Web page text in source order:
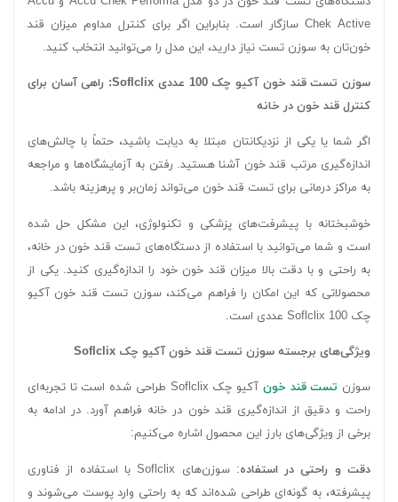
Chek Active سازگار است. بنابراین اگر برای کنترل مداوم میزان قند
خون‌تان به سوزن تست نیاز دارید، این مدل را می‌توانید انتخاب کنید.
سوزن تست قند خون آکیو چک 100 عددی Soflclix: راهی آسان برای
کنترل قند خون در خانه
اگر شما یا یکی از نزدیکانتان مبتلا به دیابت باشید، حتماً با چالش‌های
اندازه‌گیری مرتب قند خون آشنا هستید. رفتن به آزمایشگاه‌ها و مراجعه
به مراکز درمانی برای تست قند خون می‌تواند زمان‌بر و پرهزینه باشد.
خوشبختانه با پیشرفت‌های پزشکی و تکنولوژی، این مشکل حل شده
است و شما می‌توانید با استفاده از دستگاه‌های تست قند خون در خانه،
به راحتی و با دقت بالا میزان قند خون خود را اندازه‌گیری کنید. یکی از
محصولاتی که این امکان را فراهم می‌کند، سوزن تست قند خون آکیو
چک Soflclix 100 عددی است.
ویژگی‌های برجسته سوزن تست قند خون آکیو چک Soflclix
سوزن تست قند خون
آکیو چک Soflclix طراحی شده است تا تجربه‌ای
راحت و دقیق از اندازه‌گیری قند خون در خانه فراهم آورد. در ادامه به
برخی از ویژگی‌های بارز این محصول اشاره می‌کنیم:
دقت و راحتی در استفاده
: سوزن‌های Soflclix با استفاده از فناوری
پیشرفته، به گونه‌ای طراحی شده‌اند که به راحتی وارد پوست می‌شوند و